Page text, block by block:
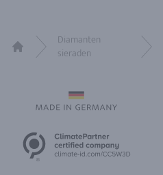
Diamanten
sieraden